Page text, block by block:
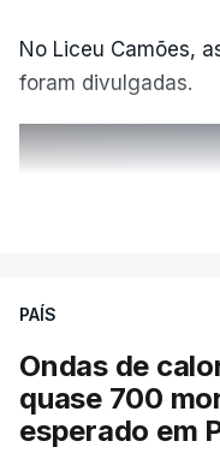
No Liceu Camões,
foram divulgadas.
Também em
PAÍS
Ondas de
quase 700
esperado em